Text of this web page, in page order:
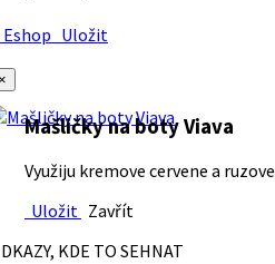
Uložit
Mašličky na boty Viava
Využiju kremove cervene a ruzove
Uložit Zavřít
KDE TO SEHNAT